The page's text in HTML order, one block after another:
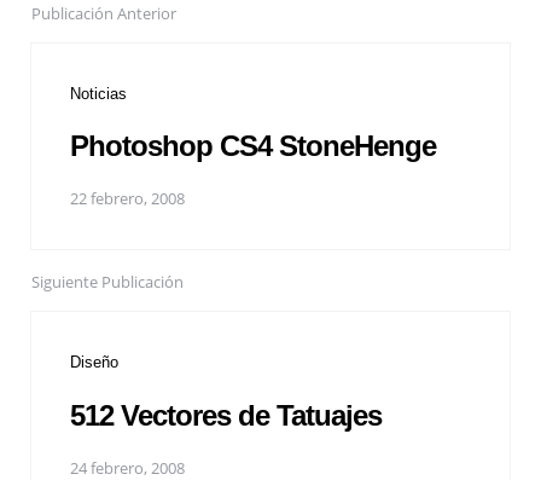
Publicación Anterior
Noticias
Photoshop CS4 StoneHenge
22 febrero, 2008
Siguiente Publicación
Diseño
512 Vectores de Tatuajes
24 febrero, 2008